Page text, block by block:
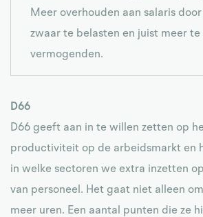
Meer overhouden aan salaris
zwaar te belasten en juist meer te
vermogenden.
D66
D66 geeft aan in te willen zetten op
productiviteit op de arbeidsmarkt en
in welke sectoren we extra inzetten
van personeel. Het gaat niet alleen
meer uren. Een aantal punten die ze